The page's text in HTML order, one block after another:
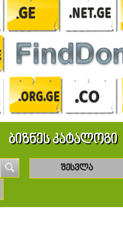
ბიზნეს კატალოგი
შესვლა